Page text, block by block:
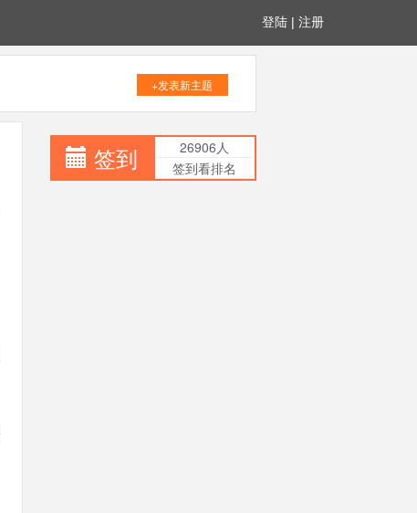
登陆 | 注册
+发表新主题
签到
26906人
签到看排名